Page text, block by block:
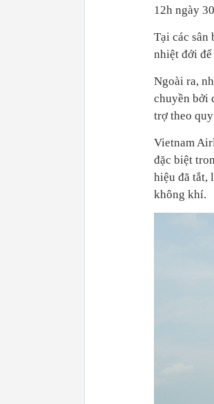
12h ngày
Tại các sân
nhiệt đới
Ngoài ra,
chuyền bởi
trợ theo
Vietnam
đặc biệt
hiệu đã tắt,
không khí.